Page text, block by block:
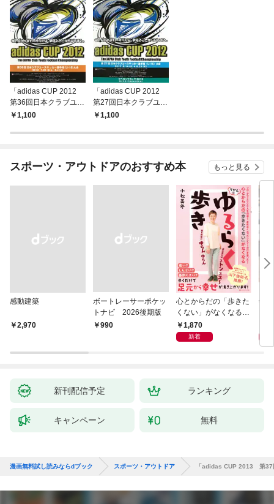
「adidas CUP 2012
第36回日本クラブユー
スサッカー選手権（U-
ラム
1,100
「adidas CUP 2012
第27回日本クラブユー
スサッカー選手権（U-
ラム
1,100
スポーツ・アウトドアのおすすめ本 もっと見る
感動建築
￥2,970
ボートレーサーポケッ
トナビ 2026後期版
￥990
心とからだの「歩きた
くない」がなくなる
らせん流 ゆるらく歩
き
1,870
新着
剣
新刊配信予定 ランキング
キャンペーン 無料
漫画無料試し読みならdブック スポーツ・アウトドア 「adidas CUP 2013 第37